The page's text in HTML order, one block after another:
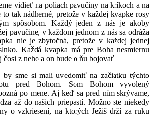
vidieť na poliach pavučiny na kríkoch a na
tak nádherné, pretože v každej kvapke rosy
spôsobom. Každý jeden z nás je akoby
pavučine, v každom jednom z nás sa odráža
nie je zbytočná, pretože v každej jednej
Každá kvapka má pre Boha nesmiernu
čosi z neho a on bude o ňu bojovať.
sme si mali uvedomiť na začiatku týchto
pred Bohom. Som Bohom vyvolený
po mene. Aj keď sa pred ním skrývame,
až do našich priepastí. Možno ste niekedy
o vzkriesení, na ktorých Ježiš drží za ruku